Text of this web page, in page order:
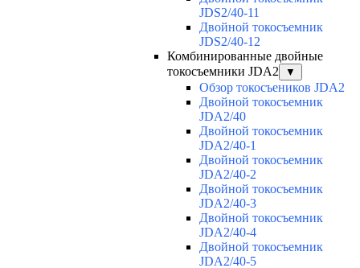
JDS2/40-11
Двойной токосъемник
JDS2/40-12
Комбинированные двойные
токосъемники JDA2
▼
Обзор токосъеников JDA2
Двойной токосъемник
JDA2/40
Двойной токосъемник
JDA2/40-1
Двойной токосъемник
JDA2/40-2
Двойной токосъемник
JDA2/40-3
Двойной токосъемник
JDA2/40-4
Двойной токосъемник
JDA2/40-5